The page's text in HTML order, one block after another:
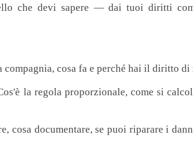
che devi sapere — dai tuoi diritti
compagnia, cosa fa e perché hai il diritto
la regola proporzionale, come si
cosa documentare, se puoi riparare i